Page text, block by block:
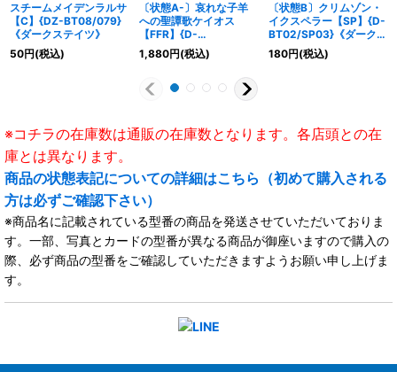
スチームメイデンラルサ
【C】{DZ-BT08/079}
《ダークステイツ》
50円(税込)
〔状態A-〕哀れな子羊
への聖譚歌ケイオス
【FFR】{D-
BT11/FFR05}《ダーク
ステイツ》
1,880円(税込)
〔状態B〕クリムゾン・
イクスペラー【SP】{D-
BT02/SP03}《ダークス
テイツ》
180円(税込)
※コチラの在庫数は通販の在庫数となります。各店頭との在
庫とは異なります。
商品の状態表記についての詳細はこちら（初めて購入される
方は必ずご確認下さい）
※商品名に記載されている型番の商品を発送させていただいておりま
す。一部、写真とカードの型番が異なる商品が御座いますので購入の
際、必ず商品の型番をご確認していただきますようお願い申し上げま
す。